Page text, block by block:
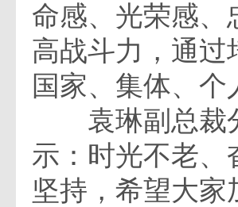
命感、光荣感、
高战斗力，通过
国家、集体、个
袁琳副总裁
示：时光不老、
坚持，希望大